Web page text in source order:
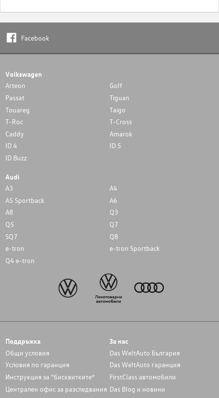
Facebook
Volkswagen
Arteon
Golf
Passat
Tiguan
Touareg
Taigo
T-Roc
T-Cross
Caddy
Amarok
ID.4
ID.5
ID.Buzz
Audi
A3
A4
A5 Sportback
A6
A8
Q3
Q5
Q7
SQ7
Q8
e-tron
e-tron Sportback
Q4 e-tron
Поддръжка
Общи условия
Условия по гаранция
Инструкция за “бисквитките”
Централен офис за разследвания
За нас
Das WeltAuto България
Das WeltAuto гаранция
FirstClass автомобили
Das Blog и новини